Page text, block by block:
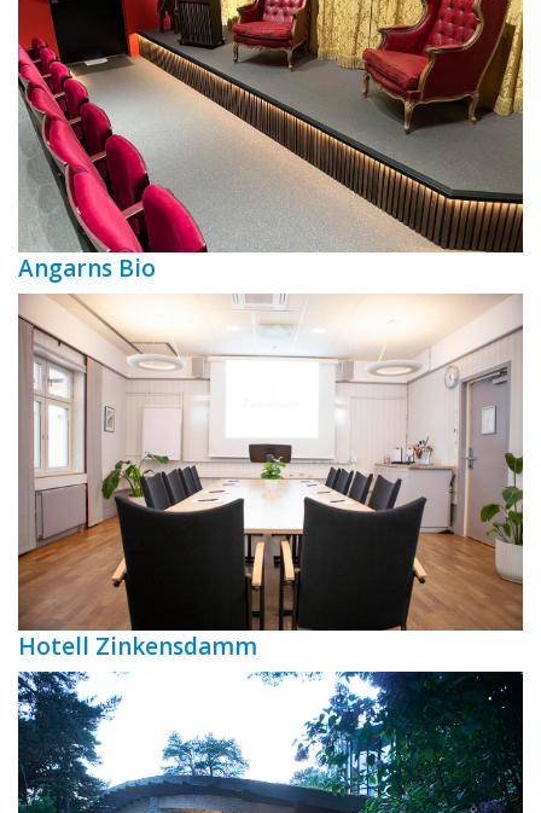
Angarns Bio
Hotell Zinkensdamm